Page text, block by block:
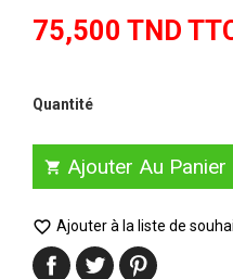
75,500 TND
Quantité
 Ajouter Au Panier
 Ajouter à la liste de